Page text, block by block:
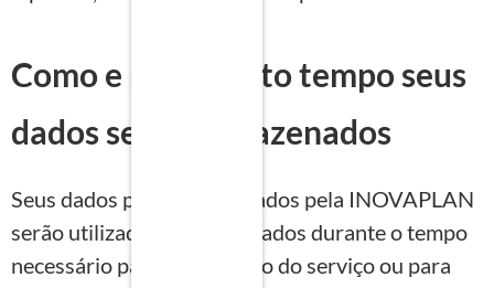
Como e por quanto tempo seus
dados serão armazenados
Seus dados pessoais coletados pela INOVAPLAN
serão utilizados e armazenados durante o tempo
necessário para a prestação do serviço ou para